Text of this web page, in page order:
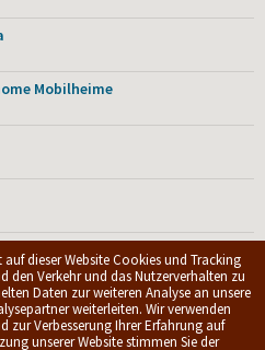
dieser Website Cookies und Tracking
den Verkehr und das Nutzerverhalten zu
Daten zur weiteren Analyse an unsere
weiterleiten. Wir verwenden
zur Verbesserung Ihrer Erfahrung auf
unserer Website stimmen Sie der
Mobilheime
Zimmer
policy|Allgemeine